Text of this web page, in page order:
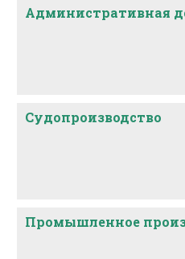
Административная
Судопроизводство
Промышленное